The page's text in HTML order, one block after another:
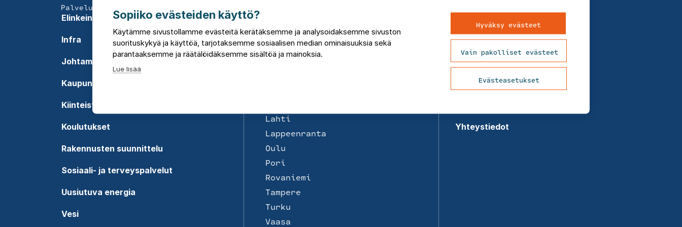
Palvelumme
Elinkeinot ja aluekehitys
Infra
Johtaminen
Kaupunkisuunnittelu
Kiinteistöjohtaminen
Koulutukset
Rakennusten suunnittelu
Sosiaali- ja terveyspalvelut
Uusiutuva energia
Vesi
Helsinki
Joensuu
Jyväskylä
Lahti
Lappeenranta
Oulu
Pori
Rovaniemi
Tampere
Turku
Vaasa
Uutiset
Asiakastarinat
Tietosuojaseloste
Yhteystiedot
Sopiiko evästeiden käyttö?
Käytämme sivustollamme evästeitä kerätäksemme ja analysoidaksemme sivuston
suorituskykyä ja käyttöä, tarjotaksemme sosiaalisen median ominaisuuksia sekä
parantaaksemme ja räätälöidäksemme sisältöä ja mainoksia.
Lue lisää
Hyväksy evästeet
Vain pakolliset evästeet
Evästeasetukset